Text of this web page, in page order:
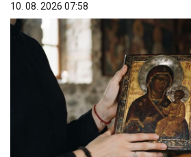
10. 08. 2026 07:58